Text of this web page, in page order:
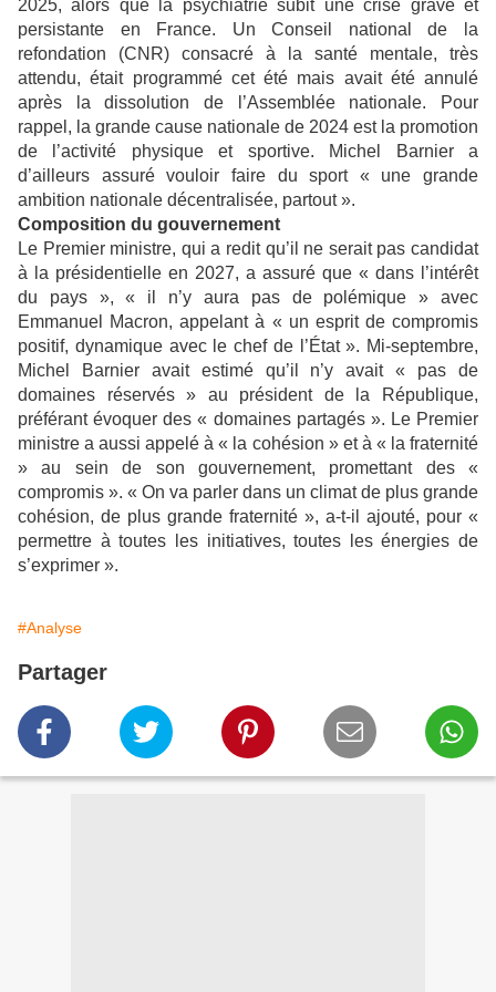
2025, alors que la psychiatrie subit une crise grave et
persistante en France. Un Conseil national de la
refondation (CNR) consacré à la santé mentale, très
attendu, était programmé cet été mais avait été annulé
après la dissolution de l’Assemblée nationale. Pour
rappel, la grande cause nationale de 2024 est la promotion
de l’activité physique et sportive. Michel Barnier a
d’ailleurs assuré vouloir faire du sport « une grande
ambition nationale décentralisée, partout ».
Composition du gouvernement
Le Premier ministre, qui a redit qu’il ne serait pas candidat
à la présidentielle en 2027, a assuré que « dans l’intérêt
du pays », « il n’y aura pas de polémique » avec
Emmanuel Macron, appelant à « un esprit de compromis
positif, dynamique avec le chef de l’État ». Mi-septembre,
Michel Barnier avait estimé qu’il n’y avait « pas de
domaines réservés » au président de la République,
préférant évoquer des « domaines partagés ». Le Premier
ministre a aussi appelé à « la cohésion » et à « la fraternité
» au sein de son gouvernement, promettant des «
compromis ». « On va parler dans un climat de plus grande
cohésion, de plus grande fraternité », a-t-il ajouté, pour «
permettre à toutes les initiatives, toutes les énergies de
s’exprimer ».
#Analyse
Partager